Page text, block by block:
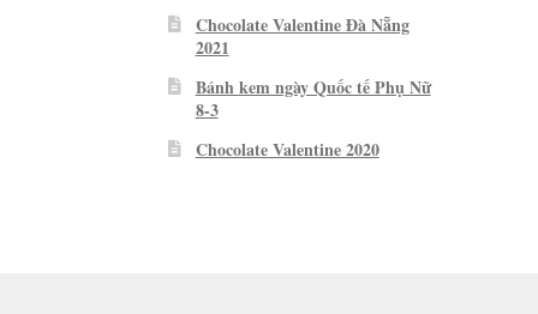
Chocolate Valentine Đà Nẵng
2021
Bánh kem ngày Quốc tế Phụ Nữ
8-3
Chocolate Valentine 2020